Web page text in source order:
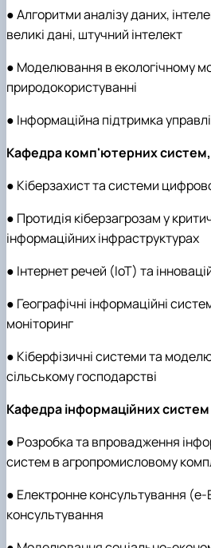
● Алгоритми аналізу даних,
великі дані, штучний інтелект
● Моделювання в екологічному
природокористуванні
● Інформаційна підтримка
Кафедра комп'ютерних
● Кіберзахист та системи
● Протидія кіберзагрозам у
інформаційних інфраструктурах
● Інтернет речей (IoT) та
● Географічні інформаційні
моніторинг
● Кіберфізичні системи та
сільському господарстві
Кафедра інформаційних систем
● Розробка та впровадження
систем в агропромисловому
● Електронне консультування
консультування